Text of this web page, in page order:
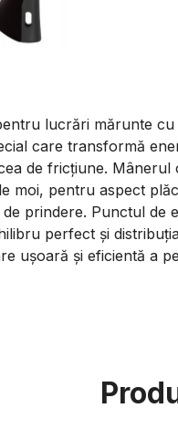
lucrări mărunte
care transformă
de fricțiune. Mânerul
moi, pentru aspect
prindere. Punctul de
perfect și
ușoară și eficientă a